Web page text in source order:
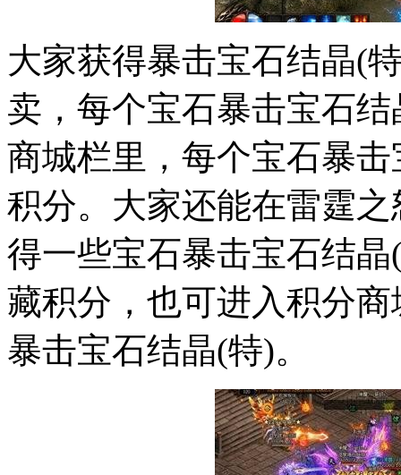
大家获得暴击宝石结晶(
卖，每个宝石暴击宝石
商城栏里，每个宝石暴
积分。大家还能在雷霆
得一些宝石暴击宝石结
藏积分，也可进入积分
暴击宝石结晶(特)。